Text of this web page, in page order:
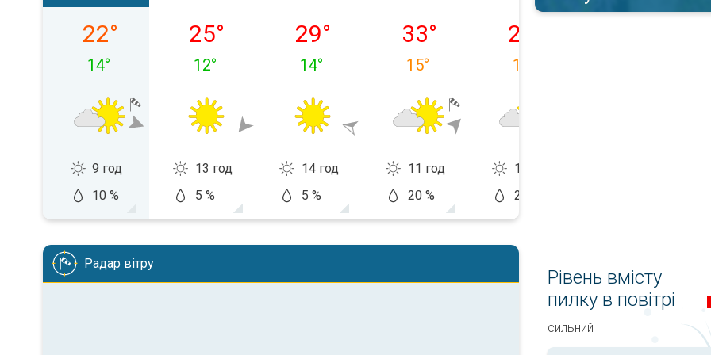
четвер, 06.08
22°
14°
9 год
10 %
пʼятниця, 07.08
25°
12°
13 год
5 %
субота, 08.08
29°
14°
14 год
5 %
неділя, 09.08
33°
15°
11 год
20 %
понеділок, 10.08
27
18
11 год
20 %
Радар вітру
Рівень вмісту
пилку в повітрі
сильний